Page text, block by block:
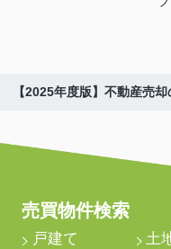
【2025年度版】不動産売
売買物件検索
戸建て 土